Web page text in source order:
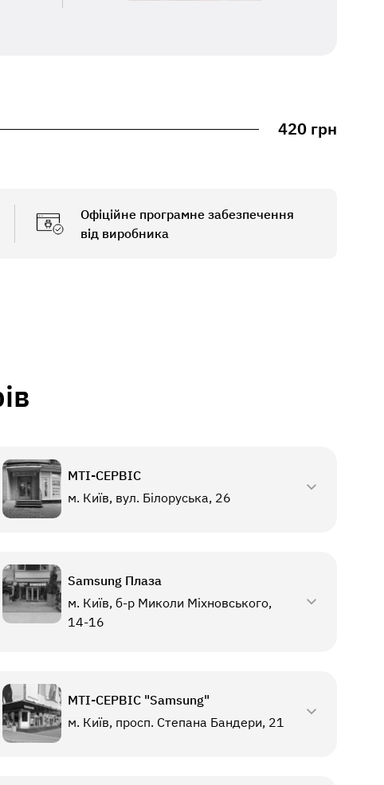
420 грн
Офіційне програмне забезпечення
від виробника
МТI-СЕРВІС
м. Київ, вул. Білоруська, 26
Samsung Плаза
м. Київ, б-р Миколи Міхновського,
14-16
МТI-СЕРВІС "Samsung"
м. Київ, просп. Степана Бандери, 21